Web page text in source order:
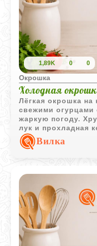
1,89K 0 0
Окрошка
Холодная
Лёгкая окрошка
свежими огурцами
жаркую погоду.
лук и прохладная
блюдо простым,
Вилка